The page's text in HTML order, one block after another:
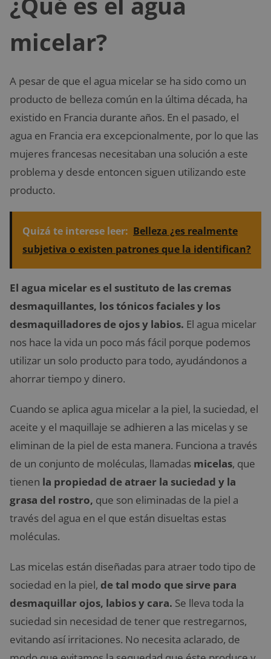
micelar?
A pesar de que el agua micelar se ha sido como un
producto de belleza común en la última década, ha
existido en Francia durante años. En el pasado, el
agua en Francia era excepcionalmente, por lo que las
mujeres francesas necesitaban una solución a este
problema y desde entoncen siguen utilizando este
producto.
Quizá te interese leer: Belleza ¿es realmente
subjetiva o existen patrones que la identifican?
El agua micelar es el sustituto de las cremas
desmaquillantes, los tónicos faciales y los
desmaquilladores de ojos y labios. El agua micelar
nos hace la vida un poco más fácil porque podemos
utilizar un solo producto para todo, ayudándonos a
ahorrar tiempo y dinero.
Cuando se aplica agua micelar a la piel, la suciedad, el
aceite y el maquillaje se adhieren a las micelas y se
eliminan de la piel de esta manera. Funciona a través
de un conjunto de moléculas, llamadas micelas, que
tienen la propiedad de atraer la suciedad y la
grasa del rostro, que son eliminadas de la piel a
través del agua en el que están disueltas estas
moléculas.
Las micelas están diseñadas para atraer todo tipo de
sociedad en la piel, de tal modo que sirve para
desmaquillar ojos, labios y cara. Se lleva toda la
suciedad sin necesidad de tener que restregarnos,
evitando así irritaciones. No necesita aclarado, de